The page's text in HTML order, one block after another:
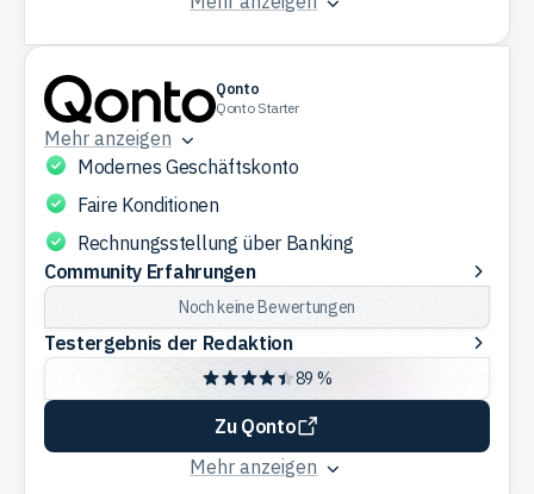
Qonto
Qonto Starter
Mehr anzeigen
Modernes Geschäftskonto
Faire Konditionen
Rechnungsstellung über Banking
Community
Erfahrungen
Community Erfahrungen
Noch keine Bewertungen
Testergebnis
der
Redaktion
Testergebnis der Redaktion
89 %
Zu Qonto
Mehr anzeigen